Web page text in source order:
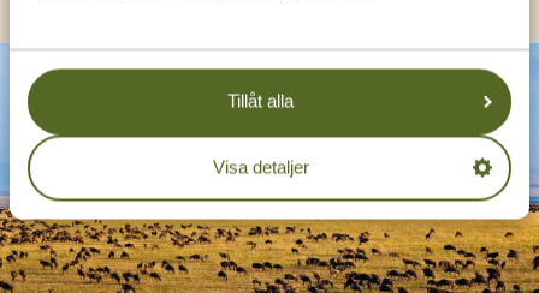
Tillåt alla
Visa detaljer